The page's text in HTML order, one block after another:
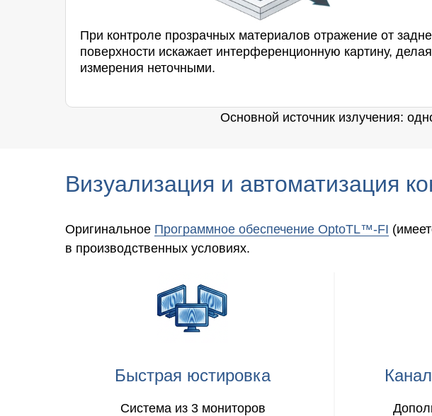
При контроле прозрачных материалов отражение от
поверхности искажает интерференционную картину, делая
измерения неточными.
Основной источник излучения:
Визуализация и автоматизация
Оригинальное Программное обеспечение OptoTL™-FI
в производственных условиях.
Быстрая юстировка
Система из 3 мониторов